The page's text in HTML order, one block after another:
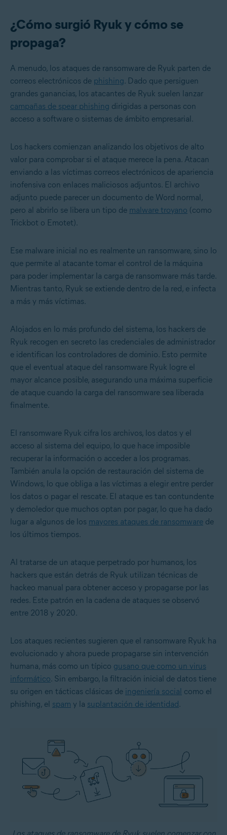
¿Cómo surgió Ryuk y cómo se
propaga?
A menudo, los ataques de ransomware de Ryuk parten de
correos electrónicos de phishing. Dado que persiguen
grandes ganancias, los atacantes de Ryuk suelen lanzar
campañas de spear phishing dirigidas a personas con
acceso a software o sistemas de ámbito empresarial.
Los hackers comienzan analizando los objetivos de alto
valor para comprobar si el ataque merece la pena. Atacan
enviando a las víctimas correos electrónicos de apariencia
inofensiva con enlaces maliciosos adjuntos. El archivo
adjunto puede parecer un documento de Word normal,
pero al abrirlo se libera un tipo de malware troyano (como
Trickbot o Emotet).
Ese malware inicial no es realmente un ransomware, sino lo
que permite al atacante tomar el control de la máquina
para poder implementar la carga de ransomware más tarde.
Mientras tanto, Ryuk se extiende dentro de la red, e infecta
a más y más víctimas.
Alojados en lo más profundo del sistema, los hackers de
Ryuk recogen en secreto las credenciales de administrador
e identifican los controladores de dominio. Esto permite
que el eventual ataque del ransomware Ryuk logre el
mayor alcance posible, asegurando una máxima superficie
de ataque cuando la carga del ransomware sea liberada
finalmente.
El ransomware Ryuk cifra los archivos, los datos y el
acceso al sistema del equipo, lo que hace imposible
recuperar la información o acceder a los programas.
También anula la opción de restauración del sistema de
Windows, lo que obliga a las víctimas a elegir entre perder
los datos o pagar el rescate. El ataque es tan contundente
y demoledor que muchos optan por pagar, lo que ha dado
lugar a algunos de los mayores ataques de ransomware de
los últimos tiempos.
Al tratarse de un ataque perpetrado por humanos, los
hackers que están detrás de Ryuk utilizan técnicas de
hackeo manual para obtener acceso y propagarse por las
redes. Este patrón en la cadena de ataques se observó
entre 2018 y 2020.
Los ataques recientes sugieren que el ransomware Ryuk ha
evolucionado y ahora puede propagarse sin intervención
humana, más como un típico gusano que como un virus
informático. Sin embargo, la filtración inicial de datos tiene
su origen en tácticas clásicas de ingeniería social como el
phishing, el spam y la suplantación de identidad.